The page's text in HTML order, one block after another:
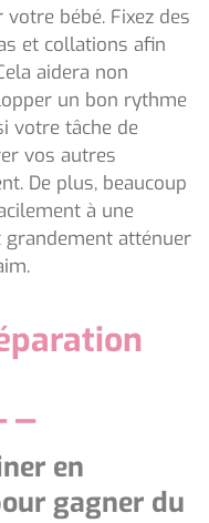
bébé. Fixez des
et collations afin
aidera non
un bon rythme
votre tâche de
vos autres
De plus, beaucoup
à une
grandement atténuer
en
gagner du